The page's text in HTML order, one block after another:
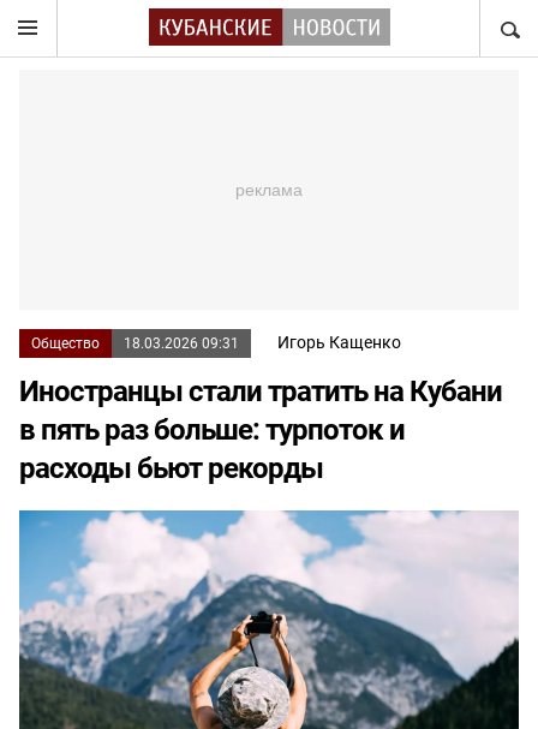
Общество 18.03.2026 09:31 Игорь Кащенко
Иностранцы стали тратить на Кубани
в пять раз больше: турпоток и
расходы бьют рекорды